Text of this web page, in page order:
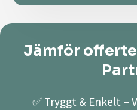
Jämför
✅ Tryggt & Enkelt –